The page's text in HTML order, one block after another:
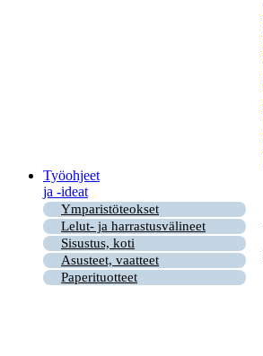
Työohjeet
ja -ideat
Ymparistöteokset
Lelut- ja harrastusvälineet
Sisustus, koti
Asusteet, vaatteet
Paperituotteet